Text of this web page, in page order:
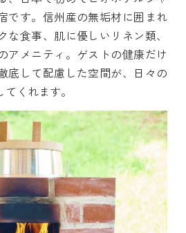
です。信州産の無垢材に囲まれ
な食事、肌に優しいリネン類、
アメニティ。ゲストの健康だけ
底して配慮した空間が、日々の
くれます。